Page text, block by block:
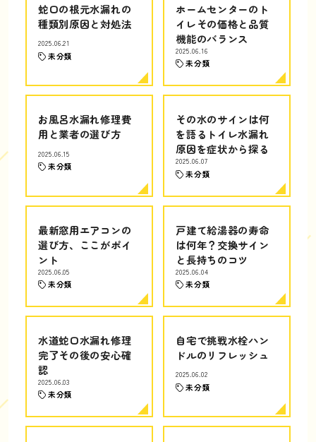
蛇口の根元水漏れの
種類別原因と対処法
2025.06.21
未分類
ホームセンターのト
イレその価格と品質
機能のバランス
2025.06.16
未分類
お風呂水漏れ修理費
用と業者の選び方
2025.06.15
未分類
その水のサインは何
を語るトイレ水漏れ
原因を症状から探る
2025.06.07
未分類
最新窓用エアコンの
選び方、ここがポイ
ント
2025.06.05
未分類
戸建て給湯器の寿命
は何年？交換サイン
と長持ちのコツ
2025.06.04
未分類
水道蛇口水漏れ修理
完了その後の安心確
認
2025.06.03
未分類
自宅で挑戦水栓ハン
ドルのリフレッシュ
2025.06.02
未分類